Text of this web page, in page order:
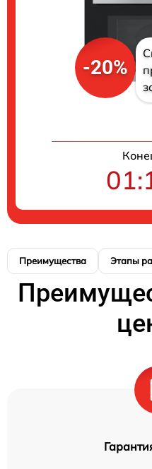
-20%
Преимущества Этапы